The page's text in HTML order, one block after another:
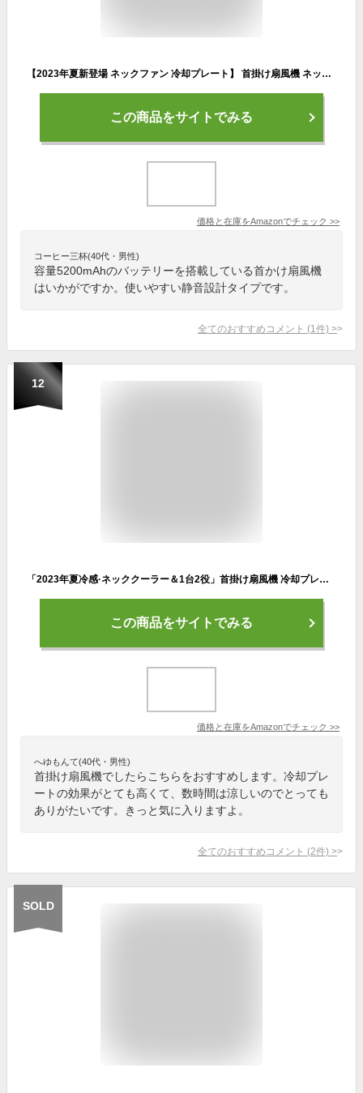
【2023年夏新登場 ネックファン 冷却プレート】 首掛け扇風機 ネッククーラー 羽根なし 急速冷却 USB充電式 15db静音 ハンズフリー 2段階冷却モード 3段階風量調節 液晶モニター LCD 5200mAhバッテリー U型 首かけ ひんやり 軽量 15時間連続使用 瞬間冷感 熱中症対策 マスク蒸れ対策 髪の毛巻き込み防止 花火大会/オフィス/スポーツ観戦/トレーニング/運動/旅行/家事/通勤/通学 日本語説明書付き プレゼント 父の日 (ホワイト)
この商品をサイトでみる
価格と在庫をAmazonでチェック >>
コーヒー三杯(40代・男性)
容量5200mAhのバッテリーを搭載している首かけ扇風機
はいかがですか。使いやすい静音設計タイプです。
全てのおすすめコメント (1 件) >
12
「2023年夏冷感·ネッククーラー＆1台2役」首掛け扇風機 冷却プレート付き 瞬間冷却 三段階調節 羽根なし 360サラウンド風 ネックファン 携帯便利 軽量 4400mAh大容量バッテリー 最大12時間連続稼働 Type-C充電式 液晶ディスプレイ 首掛けクーラー 熱中症対策 マスク蒸れ対策 通勤通学/アウトドア/夏キャンプ/自宅/オフィス用/工場勤務/お祭り/子供/プレゼントなど
この商品をサイトでみる
価格と在庫をAmazonでチェック >>
へゆもんて(40代・男性)
首掛け扇風機でしたらこちらをおすすめします。冷却プレ
ートの効果がとても高くて、数時間は涼しいのでとっても
ありがたいです。きっと気に入りますよ。
全てのおすすめコメント (2件) >
SOLD